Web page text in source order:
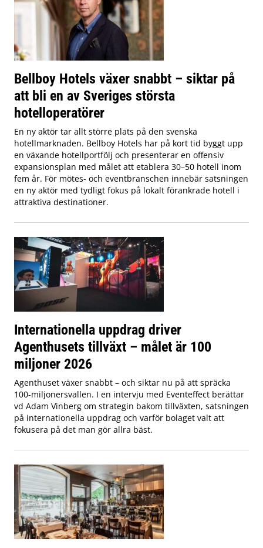
Bellboy Hotels växer snabbt – siktar på
att bli en av Sveriges största
hotelloperatörer
En ny aktör tar allt större plats på den svenska
hotellmarknaden. Bellboy Hotels har på kort tid byggt upp
en växande hotellportfölj och presenterar en offensiv
expansionsplan med målet att etablera 30–50 hotell inom
fem år. För mötes- och eventbranschen innebär satsningen
en ny aktör med tydligt fokus på lokalt förankrade hotell i
attraktiva destinationer.
Internationella uppdrag driver
Agenthusets tillväxt – målet är 100
miljoner 2026
Agenthuset växer snabbt – och siktar nu på att spräcka
100-miljonersvallen. I en intervju med Eventeffect berättar
vd Adam Vinberg om strategin bakom tillväxten, satsningen
på internationella uppdrag och varför bolaget valt att
fokusera på det man gör allra bäst.